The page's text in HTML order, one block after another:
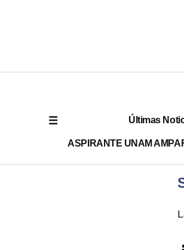
Últimas
ASPIRANTE UNAM